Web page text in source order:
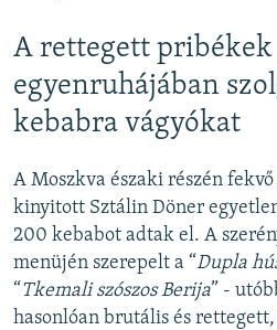
A rettegett pribékek
egyenruhájában
kebabra vágyókat
A Moszkva északi részén
kinyitott Sztálin Döner
200 kebabot adtak el. A
menüjén szerepelt a “Dupla
“Tkemali szószos Berija” -
hasonlóan brutális és